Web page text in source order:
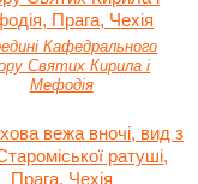
Кафедрального
Святих Кирила і
Мефодія